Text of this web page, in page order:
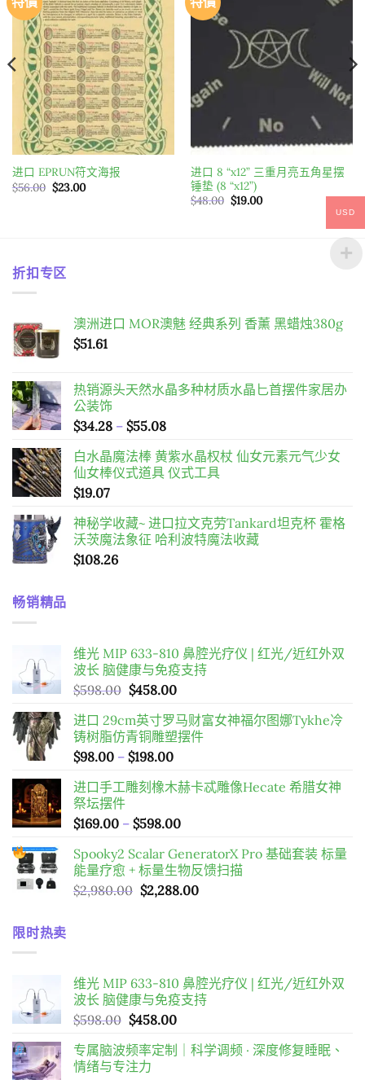
Shop All Tarot Decks & Books
Shop All Calendars & Datebooks
Shop All Body & Soul/Wellness
Shop All Astrology
Shop All Magick & Occult
wishlist
进口 EPRUN符文海报
$56.00 原
始
$23.00目
进口 8 “x12” 三重月亮五角星摆
锤垫 (8 “x12”)
$48.00 原
始
$19.00目
折扣专区
澳洲进口 MOR澳魅 经典系列 香薰 黑蜡烛380g
$51.61
热销源头天然水晶多种材质水晶匕首摆件家居办
公装饰
$34.28 – $55.08價
範
圍：
$55.08
白水晶魔法棒 黄紫水晶权杖 仙女元素元气少女
仙女棒仪式道具 仪式工具
$19.07
神秘学收藏~ 进口拉文克劳Tankard坦克杯 霍格
沃茨魔法象征 哈利波特魔法收藏
$108.26
畅销精品
维光 MIP 633-810 鼻腔光疗仪 | 红光/近红外双
波长 脑健康与免疫支持
$598.00 原
價
格：
$598.00。
$458.00目
價
格：
进口 29cm英寸罗马财富女神福尔图娜Tykhe冷
铸树脂仿青铜雕塑摆件
$98.00 – $198.00價
範
$98.00
$198.00
进口手工雕刻橡木赫卡忒雕像Hecate 希腊女神
祭坛摆件
$169.00 – $598.00價
範
圍：
$169.00
Spooky2 Scalar GeneratorX Pro 基础套装 标量
能量疗愈 + 标量生物反馈扫描
$2,980.00 原
$2,288.00目
限时热卖
维光 MIP 633-810 鼻腔光疗仪 | 红光/近红外双
波长 脑健康与免疫支持
$598.00 原
價
格：
$458.00目
價
专属脑波频率定制｜科学调频 · 深度修复睡眠、
情绪与专注力
USD